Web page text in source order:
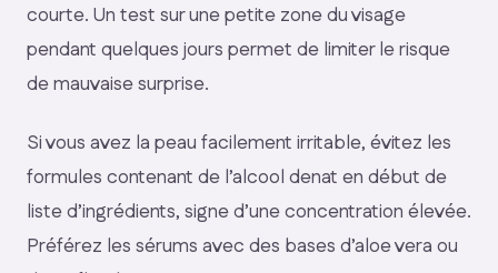
courte. Un test sur une petite zone du visage
pendant quelques jours permet de limiter le risque
de mauvaise surprise.
Si vous avez la peau facilement irritable, évitez les
formules contenant de l’alcool denat en début de
liste d’ingrédients, signe d’une concentration élevée.
Préférez les sérums avec des bases d’aloe vera ou